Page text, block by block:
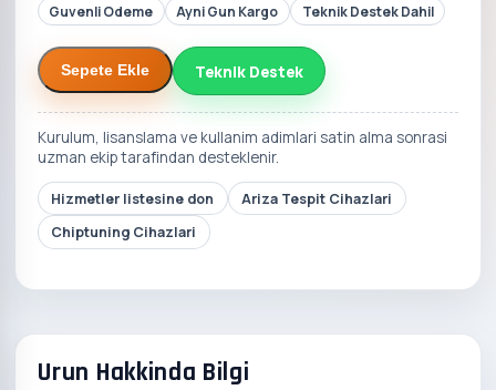
Guvenli Odeme Ayni Gun Kargo Teknik Destek Dahil
Sepete Ekle Teknik Destek
Kurulum, lisanslama ve kullanim adimlari satin alma sonrasi
uzman ekip tarafindan desteklenir.
Hizmetler listesine don
Ariza Tespit Cihazlari
Chiptuning Cihazlari
Urun Hakkinda Bilgi